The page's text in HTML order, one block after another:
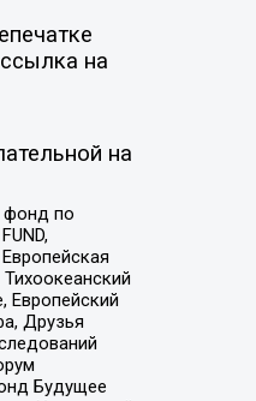
на
на
фонд по
Европейский
Друзья
Будущее